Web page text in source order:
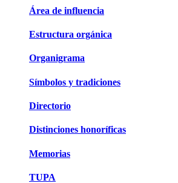
Área de influencia
Estructura orgánica
Organigrama
Símbolos y tradiciones
Directorio
Distinciones honoríficas
Memorias
TUPA